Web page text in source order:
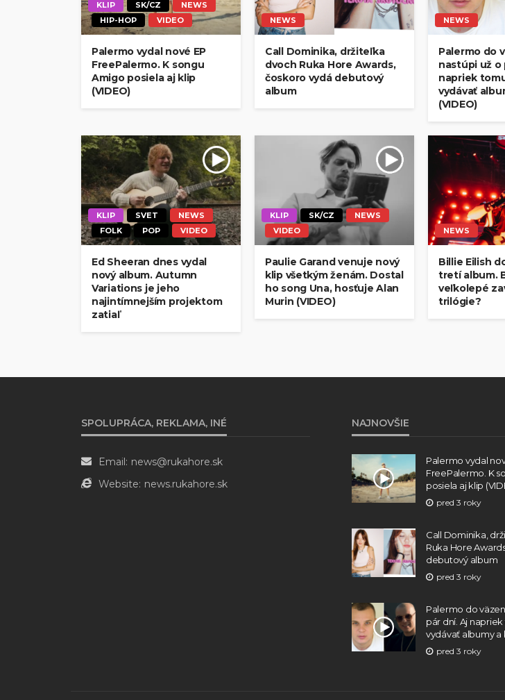
KLIP SK/CZ
NEWS
HIP-HOP
VIDEO
Palermo vydal nové EP
FreePalermo. K songu
Amigo posiela aj klip
(VIDEO)
NEWS
Call Dominika, držiteľka
dvoch Ruka Hore Awards,
čoskoro vydá debutový
album
NEWS
Palermo do
nastúpi už o
napriek
vydávať
(VIDEO)
KLIP SVET
NEWS
FOLK
POP VIDEO
Ed Sheeran dnes vydal
nový album. Autumn
Variations je jeho
najintímnejším projektom
zatiaľ
KLIP SK/CZ
NEWS
VIDEO
Paulie Garand venuje nový
klip všetkým ženám. Dostal
ho song Una, hosťuje Alan
Murin (VIDEO)
NEWS
Billie Eilish
tretí album.
veľkolepé
trilógie?
SPOLUPRÁCA, REKLAMA, INÉ
Email: news@rukahore.sk
Website: news.rukahore.sk
NAJNOVŠIE
Palermo vydal
FreePalermo. K
posiela aj klip
pred 3 roky
Call Dominika,
Ruka Hore
debutový album
pred 3 roky
Palermo do
pár dní. Aj
vydávať albumy a
pred 3 roky